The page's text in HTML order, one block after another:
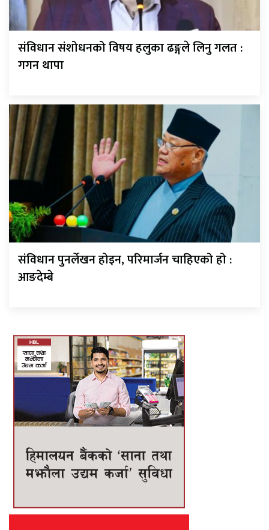
संविधान संशोधनको विषय हलुका ढङ्गले लिनु गलत :
गगन थापा
संविधान पुनर्लेखन होइन, परिमार्जन चाहिएको हो :
आङदेम्बे